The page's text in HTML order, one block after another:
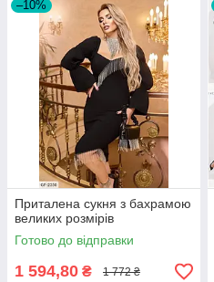
–10%
Приталена сукня з бахрамою
великих розмірів
Готово до відправки
1 594,80 ₴ 1 772 ₴